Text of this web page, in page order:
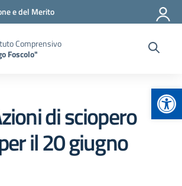
e del Merito
Comprensivo
Foscolo"
di sciopero
il 20 giugno